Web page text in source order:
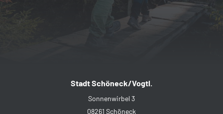
Stadt Schöneck/Vogtl.
Sonnenwirbel 3
08261 Schöneck